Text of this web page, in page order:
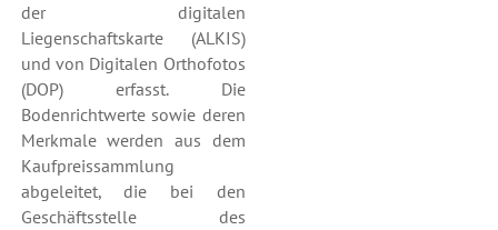
der digitalen
Liegenschaftskarte (ALKIS)
und von Digitalen Orthofotos
(DOP) erfasst. Die
Bodenrichtwerte sowie deren
Merkmale werden aus dem
Kaufpreissammlung
abgeleitet, die bei den
Geschäftsstelle des